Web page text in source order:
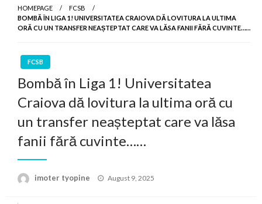
HOMEPAGE
FCSB
BOMBĂ ÎN LIGA 1! UNIVERSITATEA CRAIOVA DĂ LOVITURA LA ULTIMA
ORĂ CU UN TRANSFER NEAȘTEPTAT CARE VA LĂSA FANII FĂRĂ CUVINTE……
FCSB
Bombă în Liga 1! Universitatea
Craiova dă lovitura la ultima oră cu
un transfer neașteptat care va lăsa
fanii fără cuvinte……
imoter tyopine
Posted
August 9, 2025